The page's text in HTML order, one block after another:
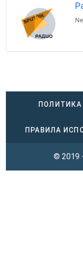
ПРАВИЛА
© 2019